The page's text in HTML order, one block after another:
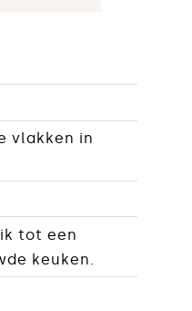
vlakken in
tot een
keuken.